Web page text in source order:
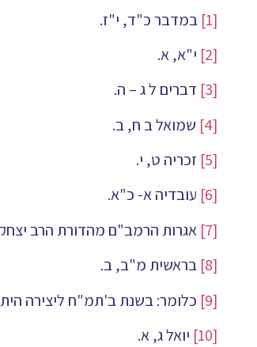
[1]
במדבר כ"ד, י"ז.
[2]
י"א, א.
[3]
דברים ל ג – ה.
[4]
שמואל ב ח, ב.
[5]
זכריה ט, י.
[6]
עובדיה א- כ"א.
[7]
אגרות הרמב"ם מהדורת הרב
[8]
בראשית מ"ב, ב.
[9]
כלומר: בשנת ב'תמ"ח ליצירה
[10]
יואל ג, א.